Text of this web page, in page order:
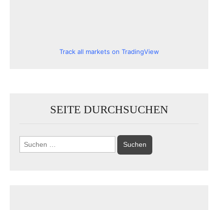
Track all markets on TradingView
SEITE DURCHSUCHEN
Suchen
nach: